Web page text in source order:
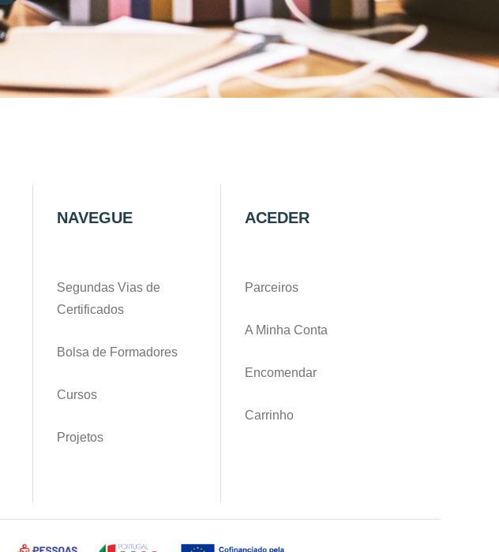
NAVEGUE
Segundas Vias de
Certificados
Bolsa de Formadores
Cursos
Projetos
ACEDER
Parceiros
A Minha Conta
Encomendar
Carrinho